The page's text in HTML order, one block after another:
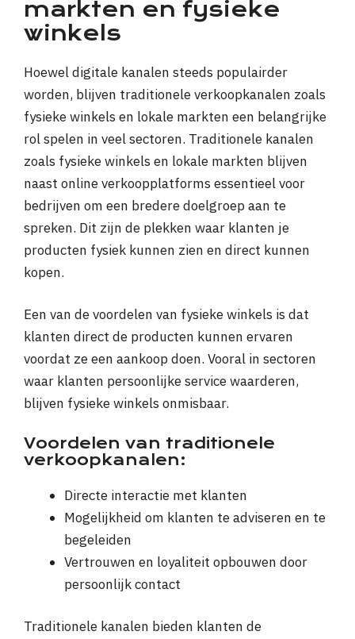
markten en fysieke
winkels
Hoewel digitale kanalen steeds populairder
worden, blijven traditionele verkoopkanalen zoals
fysieke winkels en lokale markten een belangrijke
rol spelen in veel sectoren. Traditionele kanalen
zoals fysieke winkels en lokale markten blijven
naast online verkoopplatforms essentieel voor
bedrijven om een bredere doelgroep aan te
spreken. Dit zijn de plekken waar klanten je
producten fysiek kunnen zien en direct kunnen
kopen.
Een van de voordelen van fysieke winkels is dat
klanten direct de producten kunnen ervaren
voordat ze een aankoop doen. Vooral in sectoren
waar klanten persoonlijke service waarderen,
blijven fysieke winkels onmisbaar.
Voordelen van traditionele
verkoopkanalen:
Directe interactie met klanten
Mogelijkheid om klanten te adviseren en te
begeleiden
Vertrouwen en loyaliteit opbouwen door
persoonlijk contact
Traditionele kanalen bieden klanten de